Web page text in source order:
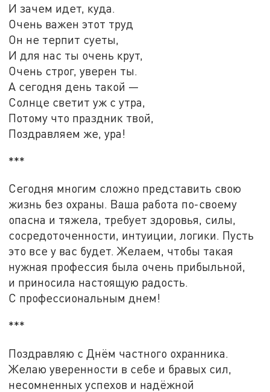
И зачем идет, куда.
Очень важен этот труд
Он не терпит суеты,
И для нас ты очень крут,
Очень строг, уверен ты.
А сегодня день такой —
Солнце светит уж с утра,
Потому что праздник твой,
Поздравляем же, ура!
***
Сегодня многим сложно представить свою
жизнь без охраны. Ваша работа по-своему
опасна и тяжела, требует здоровья, силы,
сосредоточенности, интуиции, логики. Пусть
это все у вас будет. Желаем, чтобы такая
нужная профессия была очень прибыльной,
и приносила настоящую радость.
С профессиональным днем!
***
Поздравляю с Днём частного охранника.
Желаю уверенности в себе и бравых сил,
несомненных успехов и надёжной